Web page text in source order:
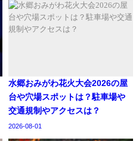
水郷おみがわ花火大会2026の屋
台や穴場スポットは？駐車場や
交通規制やアクセスは？
2026-08-01